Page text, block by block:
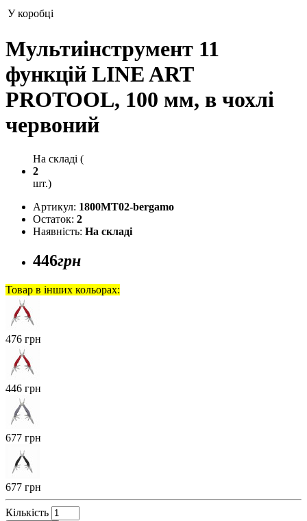
У коробці
Мультиінструмент 11
функцій LINE ART
PROTOOL, 100 мм, в чохлі
червоний
На складі (
2
шт.)
Артикул: 1800MT02-bergamo
Остаток: 2
Наявність: На складі
446грн
Товар в інших кольорах:
476 грн
446 грн
677 грн
677 грн
Кількість